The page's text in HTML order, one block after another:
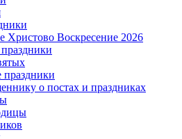
Христово Воскресение 2026
праздники
о постах и праздниках